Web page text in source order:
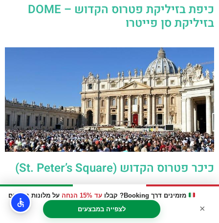
מזמינים דרך Booking? קבלו עד 15% הנחה
על מלונות נבחרים
לצפייה במבצעים
×
כיפת בזיליקת פטרוס הקדוש – DOME
בזיליקת סן פייטרו
כיכר פטרוס הקדוש (St. Peter’s Square)